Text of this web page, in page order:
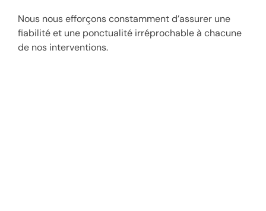
Nous nous efforçons constamment d’assurer une
fiabilité et une ponctualité irréprochable à chacune
de nos interventions.